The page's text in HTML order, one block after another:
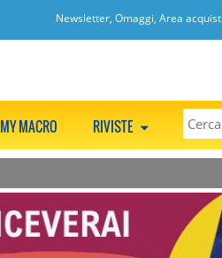
Newsletter, Omaggi, Area
MY MACRO RIVISTE